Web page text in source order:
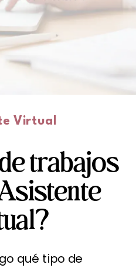
trabajos
Virtual
qué tipo de